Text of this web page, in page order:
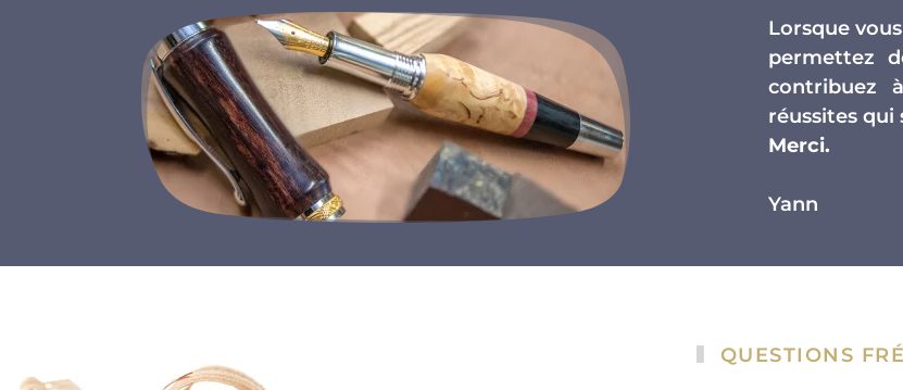
Lorsque
permettez
contribuez
réussites qui
Merci.
Yann
QUESTIONS